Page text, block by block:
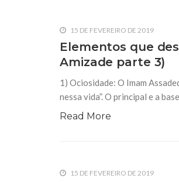
15 DE FEVEREIRO DE 2019
Elementos que
Amizade parte 3)
1) Ociosidade: O Imam
nessa vida”. O principal e a
Read More
15 DE FEVEREIRO DE 2019